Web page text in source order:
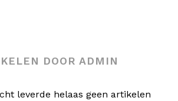
DOOR ADMIN
leverde helaas geen artikelen